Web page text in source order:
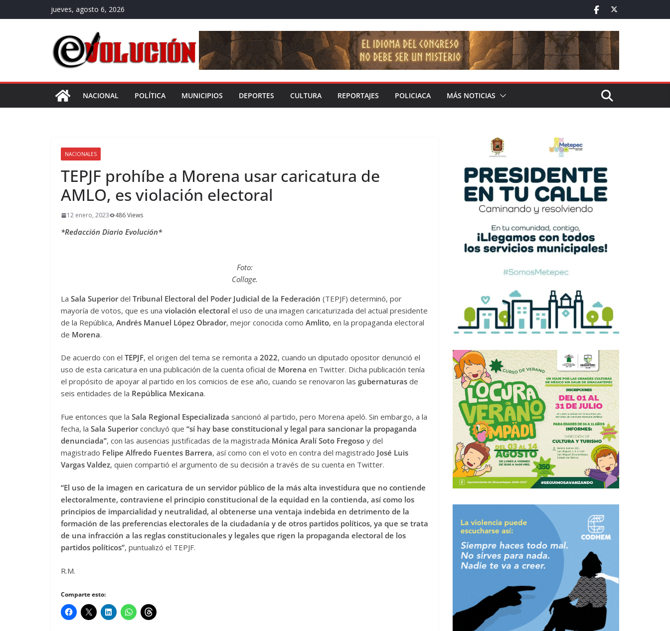
al
jueves, agosto 6, 2026
NACIONAL POLÍTICA MUNICIPIOS DEPORTES CULTURA REPORTAJES POLICIACA MÁS NOTICIAS
NACIONALES
TEPJF prohíbe a Morena usar caricatura de
AMLO, es violación electoral
12 enero, 2023 486 Views
*Redacción Diario Evolución*
Foto:
Collage.
La Sala Superiordel Tribunal Electoral del Poder Judicial de la Federación (TEPJF) determinó, por
mayoría de votos, que es una violación electoral el uso de una imagen caricaturizada del actual presidente
de la República, Andrés Manuel López Obrador, mejor conocida como Amlito, en la propaganda electoral
de Morena.
De acuerdo con el TEPJF, el origen del tema se remonta a 2022, cuando un diputado opositor denunció el
uso de esta caricatura en una publicación de la cuenta oficial de Morena en Twitter. Dicha publicación tenía
el propósito de apoyar al partido en los comicios de ese año, cuando se renovaron las gubernaturas de
seis entidades de la República Mexicana.
Fue entonces que la Sala Regional Especializada sancionó al partido, pero Morena apeló. Sin embargo, a la
fecha, la Sala Superiorconcluyó que “sí hay base constitucional y legal para sancionar la propaganda
denunciada”, con las ausencias justificadas de la magistrada Mónica Aralí Soto Fregoso y del
magistrado Felipe Alfredo Fuentes Barrera, así como con el voto en contra del magistrado José Luis
Vargas Valdez, quien compartió el argumento de su decisión a través de su cuenta en Twitter.
“El uso de la imagen en caricatura de un servidor público de la más alta investidura que no contiende
electoralmente, contraviene el principio constitucional de la equidad en la contienda, así como los
principios de imparcialidad y neutralidad, al obtenerse una ventaja indebida en detrimento de la
formación de las preferencias electorales de la ciudadanía y de otros partidos políticos, ya que se trata
de una infracción a las reglas constitucionales y legales que rigen la propaganda electoral de los
partidos políticos”, puntualizó el TEPJF.
R.M.
Comparte esto: